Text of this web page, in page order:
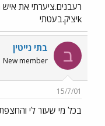
רעבנים.ציערתי את
kיציק.בעטתי
ב בתי נייטין
New member
15/7/01
בכל מי שעזר לי